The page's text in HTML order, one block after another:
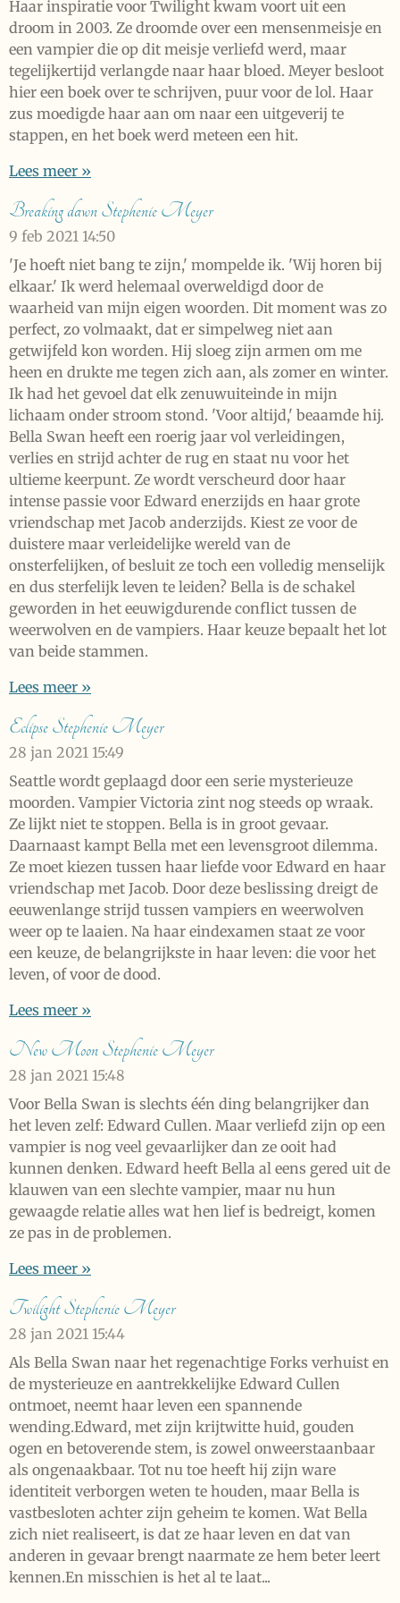
Haar inspiratie voor Twilight kwam voort uit een
droom in 2003. Ze droomde over een mensenmeisje en
een vampier die op dit meisje verliefd werd, maar
tegelijkertijd verlangde naar haar bloed. Meyer besloot
hier een boek over te schrijven, puur voor de lol. Haar
zus moedigde haar aan om naar een uitgeverij te
stappen, en het boek werd meteen een hit.
Lees meer »
Breaking dawn Stephenie Meyer
9 feb 2021 14:50
'Je hoeft niet bang te zijn,' mompelde ik. 'Wij horen bij
elkaar.' Ik werd helemaal overweldigd door de
waarheid van mijn eigen woorden. Dit moment was zo
perfect, zo volmaakt, dat er simpelweg niet aan
getwijfeld kon worden. Hij sloeg zijn armen om me
heen en drukte me tegen zich aan, als zomer en winter.
Ik had het gevoel dat elk zenuwuiteinde in mijn
lichaam onder stroom stond. 'Voor altijd,' beaamde hij.
Bella Swan heeft een roerig jaar vol verleidingen,
verlies en strijd achter de rug en staat nu voor het
ultieme keerpunt. Ze wordt verscheurd door haar
intense passie voor Edward enerzijds en haar grote
vriendschap met Jacob anderzijds. Kiest ze voor de
duistere maar verleidelijke wereld van de
onsterfelijken, of besluit ze toch een volledig menselijk
en dus sterfelijk leven te leiden? Bella is de schakel
geworden in het eeuwigdurende conflict tussen de
weerwolven en de vampiers. Haar keuze bepaalt het lot
van beide stammen.
Lees meer »
Eclipse Stephenie Meyer
28 jan 2021 15:49
Seattle wordt geplaagd door een serie mysterieuze
moorden. Vampier Victoria zint nog steeds op wraak.
Ze lijkt niet te stoppen. Bella is in groot gevaar.
Daarnaast kampt Bella met een levensgroot dilemma.
Ze moet kiezen tussen haar liefde voor Edward en haar
vriendschap met Jacob. Door deze beslissing dreigt de
eeuwenlange strijd tussen vampiers en weerwolven
weer op te laaien. Na haar eindexamen staat ze voor
een keuze, de belangrijkste in haar leven: die voor het
leven, of voor de dood.
Lees meer »
New Moon Stephenie Meyer
28 jan 2021 15:48
Voor Bella Swan is slechts één ding belangrijker dan
het leven zelf: Edward Cullen. Maar verliefd zijn op een
vampier is nog veel gevaarlijker dan ze ooit had
kunnen denken. Edward heeft Bella al eens gered uit de
klauwen van een slechte vampier, maar nu hun
gewaagde relatie alles wat hen lief is bedreigt, komen
ze pas in de problemen.
Lees meer »
Twilight Stephenie Meyer
28 jan 2021 15:44
Als Bella Swan naar het regenachtige Forks verhuist en
de mysterieuze en aantrekkelijke Edward Cullen
ontmoet, neemt haar leven een spannende
wending.Edward, met zijn krijtwitte huid, gouden
ogen en betoverende stem, is zowel onweerstaanbaar
als ongenaakbaar. Tot nu toe heeft hij zijn ware
identiteit verborgen weten te houden, maar Bella is
vastbesloten achter zijn geheim te komen. Wat Bella
zich niet realiseert, is dat ze haar leven en dat van
anderen in gevaar brengt naarmate ze hem beter leert
kennen.En misschien is het al te laat...